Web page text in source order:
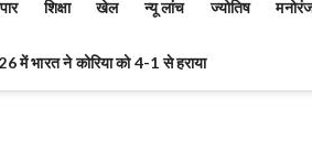
शिक्षा खेल न्यू लांच ज्योतिष
भारत ने कोरिया को 4-1 से हराया